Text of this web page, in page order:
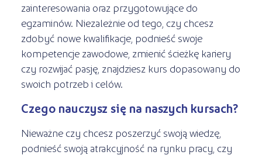
zainteresowania oraz przygotowujące do
egzaminów. Niezależnie od tego, czy chcesz
zdobyć nowe kwalifikacje, podnieść swoje
kompetencje zawodowe, zmienić ścieżkę kariery
czy rozwijać pasję, znajdziesz kurs dopasowany do
swoich potrzeb i celów.
Czego nauczysz się na naszych kursach?
Nieważne czy chcesz poszerzyć swoją wiedzę,
podnieść swoją atrakcyjność na rynku pracy, czy